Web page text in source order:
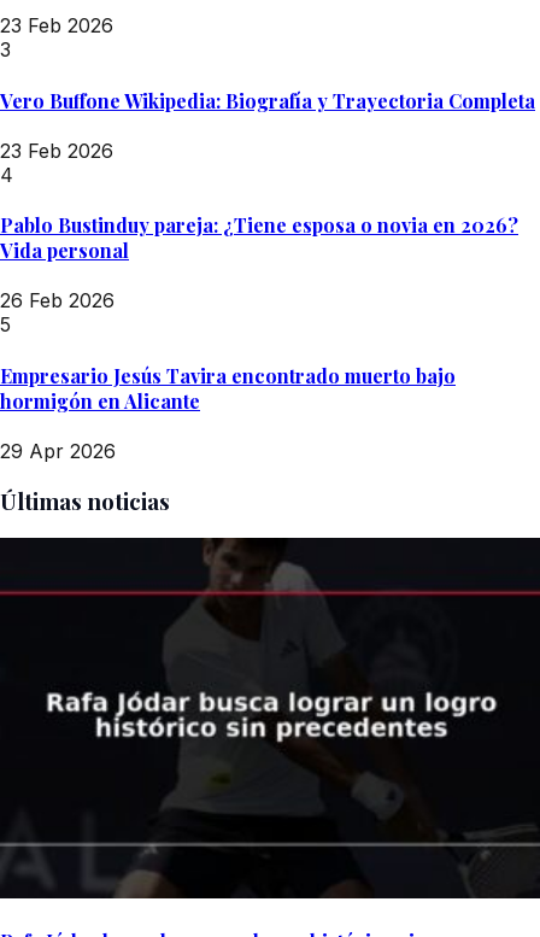
23 Feb 2026
3
Vero Buffone Wikipedia: Biografía y Trayectoria Completa
23 Feb 2026
4
Pablo Bustinduy pareja: ¿Tiene esposa o novia en 2026?
Vida personal
26 Feb 2026
5
Empresario Jesús Tavira encontrado muerto bajo
hormigón en Alicante
29 Apr 2026
Últimas noticias